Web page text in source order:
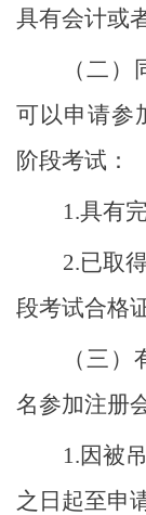
具有会计或
（二
可以申请参
阶段考试：
1.具有
2.已取
段考试合格证
（三
名参加注册
1.因被
之日起至申